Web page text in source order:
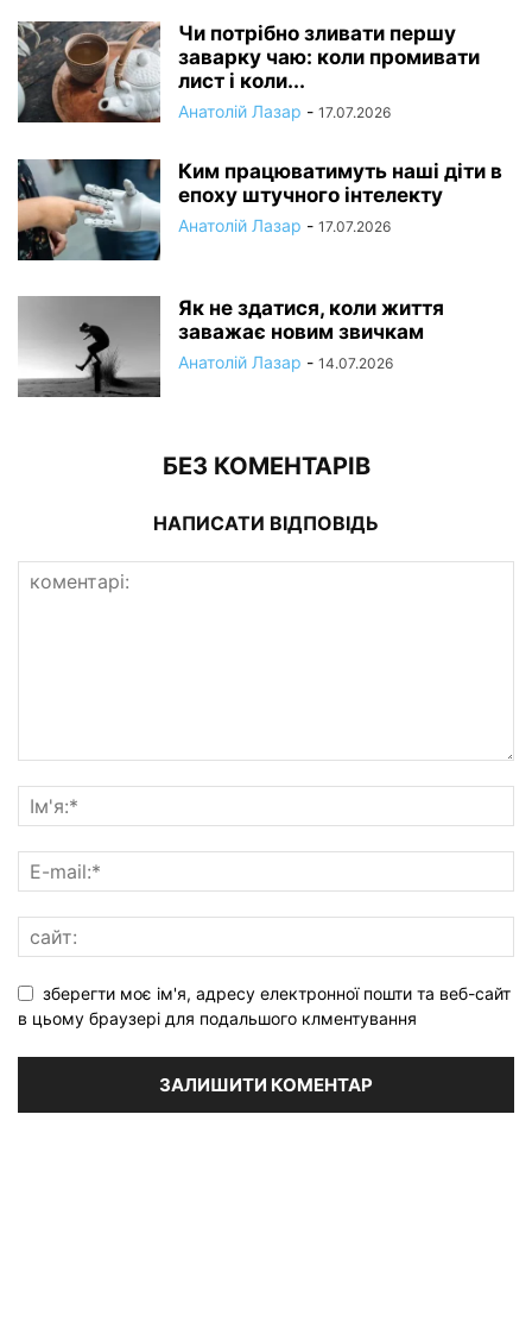
Чи потрібно зливати першу
заварку чаю: коли промивати
лист і коли...
Анатолій Лазар - 17.07.2026
Ким працюватимуть наші діти в
епоху штучного інтелекту
Анатолій Лазар - 17.07.2026
Як не здатися, коли життя
заважає новим звичкам
Анатолій Лазар - 14.07.2026
БЕЗ КОМЕНТАРІВ
НАПИСАТИ ВІДПОВІДЬ
зберегти моє ім'я, адресу електронної пошти та веб-сайт
в цьому браузері для подальшого клментування